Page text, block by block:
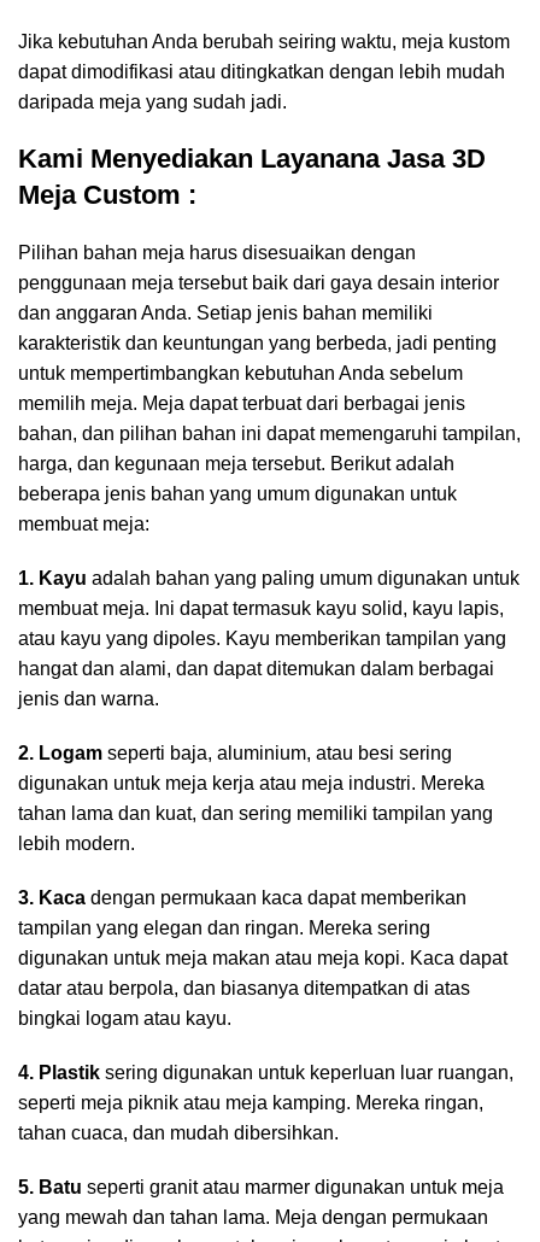
Jika kebutuhan Anda berubah seiring waktu, meja kustom
dapat dimodifikasi atau ditingkatkan dengan lebih mudah
daripada meja yang sudah jadi.
Kami Menyediakan Layanana Jasa 3D
Meja Custom :
Pilihan bahan meja harus disesuaikan dengan
penggunaan meja tersebut baik dari gaya desain interior
dan anggaran Anda. Setiap jenis bahan memiliki
karakteristik dan keuntungan yang berbeda, jadi penting
untuk mempertimbangkan kebutuhan Anda sebelum
memilih meja. Meja dapat terbuat dari berbagai jenis
bahan, dan pilihan bahan ini dapat memengaruhi tampilan,
harga, dan kegunaan meja tersebut. Berikut adalah
beberapa jenis bahan yang umum digunakan untuk
membuat meja:
1. Kayu adalah bahan yang paling umum digunakan untuk
membuat meja. Ini dapat termasuk kayu solid, kayu lapis,
atau kayu yang dipoles. Kayu memberikan tampilan yang
hangat dan alami, dan dapat ditemukan dalam berbagai
jenis dan warna.
2. Logam seperti baja, aluminium, atau besi sering
digunakan untuk meja kerja atau meja industri. Mereka
tahan lama dan kuat, dan sering memiliki tampilan yang
lebih modern.
3. Kaca dengan permukaan kaca dapat memberikan
tampilan yang elegan dan ringan. Mereka sering
digunakan untuk meja makan atau meja kopi. Kaca dapat
datar atau berpola, dan biasanya ditempatkan di atas
bingkai logam atau kayu.
4. Plastik sering digunakan untuk keperluan luar ruangan,
seperti meja piknik atau meja kamping. Mereka ringan,
tahan cuaca, dan mudah dibersihkan.
5. Batu seperti granit atau marmer digunakan untuk meja
yang mewah dan tahan lama. Meja dengan permukaan